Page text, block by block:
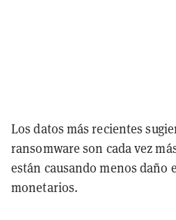
Los datos más recientes
ransomware son cada vez
están causando menos daño
monetarios.